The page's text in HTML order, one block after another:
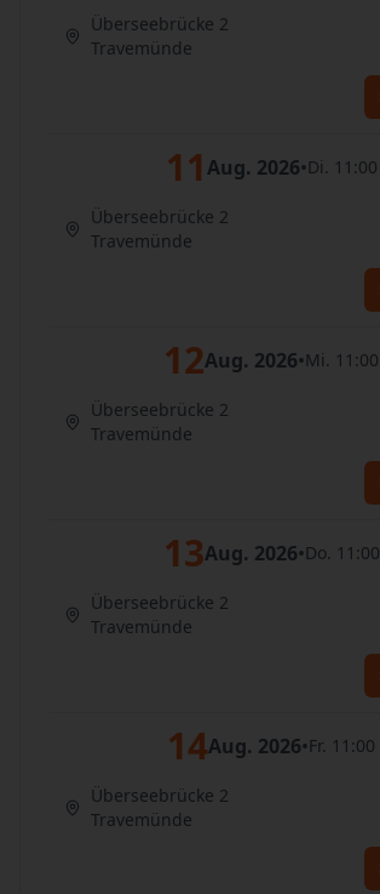
Überseebrücke 2
Travemünde
11 Aug. 2026•Di. 11:00
Überseebrücke 2
Travemünde
12Aug. 2026•Mi. 11:00
Überseebrücke 2
Travemünde
13Aug. 2026•Do. 11:00
Überseebrücke 2
Travemünde
14Aug. 2026•Fr. 11:00
Überseebrücke 2
Travemünde